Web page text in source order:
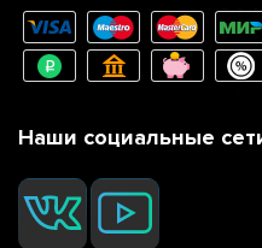
Наши социальные